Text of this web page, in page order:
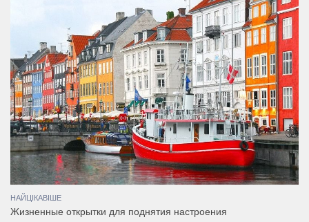
НАЙЦІКАВІШЕ
Жизненные открытки для поднятия настроения